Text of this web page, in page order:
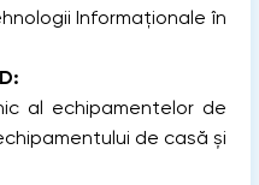
Informaționale în
al echipamentelor de
de casă și